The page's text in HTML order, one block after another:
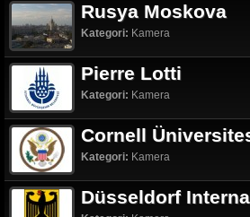
Rusya Moskova
Kategori: Kamera
Pierre Lotti
Kategori: Kamera
Cornell
Kategori: Kamera
Düsseldorf